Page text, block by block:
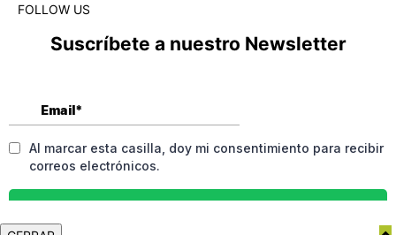
FOLLOW US
Suscríbete a nuestro Newsletter